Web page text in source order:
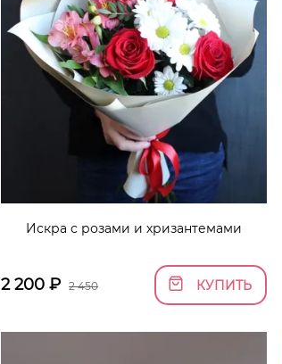
Искра с розами и хризантемами
2 200₽ 2 450 КУПИТЬ